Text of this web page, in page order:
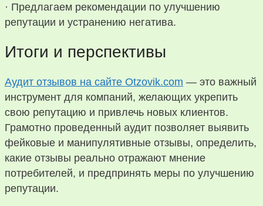
· Предлагаем рекомендации по улучшению
репутации и устранению негатива.
Итоги и перспективы
Аудит отзывов на сайте Otzovik.com — это важный
инструмент для компаний, желающих укрепить
свою репутацию и привлечь новых клиентов.
Грамотно проведенный аудит позволяет выявить
фейковые и манипулятивные отзывы, определить,
какие отзывы реально отражают мнение
потребителей, и предпринять меры по улучшению
репутации.